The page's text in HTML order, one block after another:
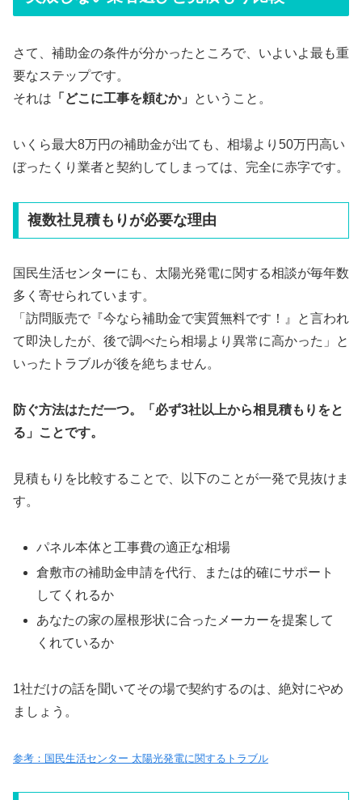
さて、補助金の条件が分かったところで、いよいよ最も重
要なステップです。
それは 「どこに工事を頼むか」 ということ。
いくら最大8万円の補助金が出ても、相場より50万円高い
ぼったくり業者と契約してしまっては、完全に赤字です。
複数社見積もりが必要な理由
国民生活センターにも、太陽光発電に関する相談が毎年数
多く寄せられています。
「訪問販売で『今なら補助金で実質無料です！』と言われ
て即決したが、後で調べたら相場より異常に高かった」と
いったトラブルが後を絶ちません。
防ぐ方法はただ一つ。「必ず3社以上から相見積もりをと
る」ことです。
見積もりを比較することで、以下のことが一発で見抜けま
す。
パネル本体と工事費の適正な相場
倉敷市の補助金申請を代行、または的確にサポート
してくれるか
あなたの家の屋根形状に合ったメーカーを提案して
くれているか
1社だけの話を聞いてその場で契約するのは、絶対にやめ
ましょう。
参考：国民生活センター 太陽光発電に関するトラブル